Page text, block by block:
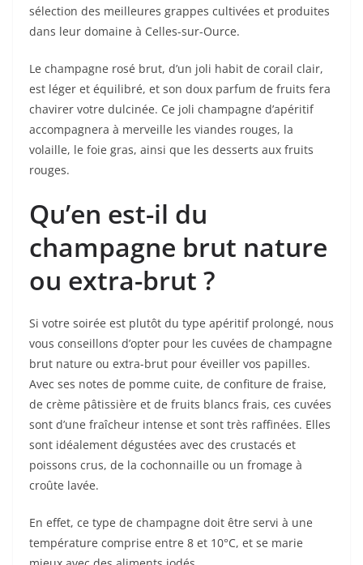
sélection des meilleures grappes cultivées et produites
dans leur domaine à Celles-sur-Ource.
Le champagne rosé brut, d’un joli habit de corail clair,
est léger et équilibré, et son doux parfum de fruits fera
chavirer votre dulcinée. Ce joli champagne d’apéritif
accompagnera à merveille les viandes rouges, la
volaille, le foie gras, ainsi que les desserts aux fruits
rouges.
Qu’en est-il du
champagne brut nature
ou extra-brut ?
Si votre soirée est plutôt du type apéritif prolongé, nous
vous conseillons d’opter pour les cuvées de champagne
brut nature ou extra-brut pour éveiller vos papilles.
Avec ses notes de pomme cuite, de confiture de fraise,
de crème pâtissière et de fruits blancs frais, ces cuvées
sont d’une fraîcheur intense et sont très raffinées. Elles
sont idéalement dégustées avec des crustacés et
poissons crus, de la cochonnaille ou un fromage à
croûte lavée.
En effet, ce type de champagne doit être servi à une
température comprise entre 8 et 10°C, et se marie